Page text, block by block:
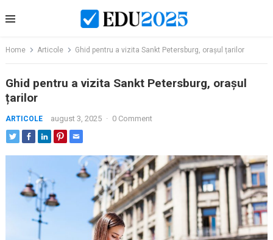
to
Home Articole Ghid pentru a vizita Sankt Petersburg, orașul țarilor
Ghid pentru a vizita Sankt Petersburg, orașul
țarilor
ARTICOLE august 3, 2025 · 0 Comment